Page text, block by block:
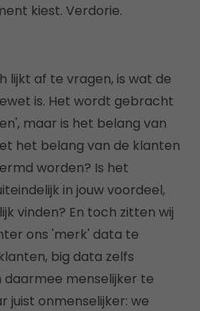
kiest. Verdorie.
lijkt af te vragen, is wat de
is. Het wordt gebracht
maar is het belang van
het belang van de klanten
worden? Is het
in jouw voordeel,
vinden? En toch zitten wij
ons 'merk' data te
big data zelfs
menselijker te
juist onmenselijker: we